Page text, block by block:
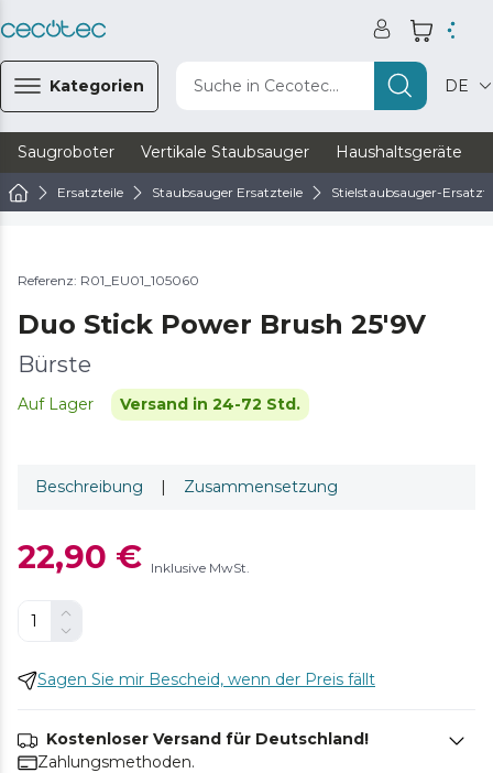
Kategorien Suche in Cecotec... DE
Saugroboter Vertikale Staubsauger Haushaltsgeräte
Ersatzteile Staubsauger Ersatzteile Stielstaubsauger-
Referenz: R01_EU01_105060
Duo Stick Power Brush 25'9V
Bürste
Auf Lager Versand in 24-72 Std.
Beschreibung | Zusammensetzung
22,90 € Inklusive MwSt.
Sagen Sie mir Bescheid, wenn der Preis fällt
Kostenloser Versand für Deutschland!
Zahlungsmethoden.